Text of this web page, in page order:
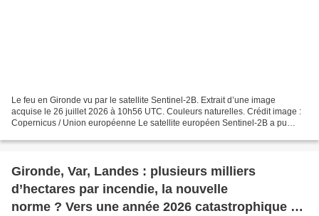
Le feu en Gironde vu par le satellite Sentinel-2B. Extrait d’une image
acquise le 26 juillet 2026 à 10h56 UTC. Couleurs naturelles. Crédit image :
Copernicus / Union européenne Le satellite européen Sentinel-2B a pu
Gironde, Var, Landes : plusieurs milliers
d’hectares par incendie, la nouvelle
norme ? Vers une année 2026 catastrophique en